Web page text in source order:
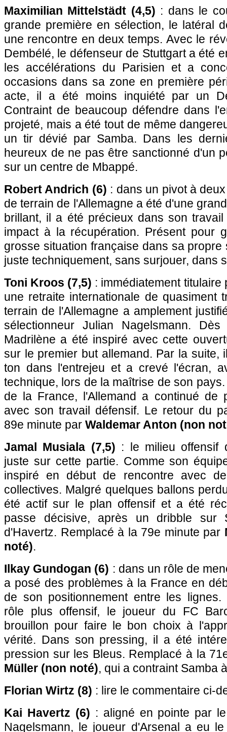
Maximilian Mittelstädt (4,5) : dans le
grande première en sélection, le latéral
une rencontre en deux temps. Avec le
Dembélé, le défenseur de Stuttgart a été
les accélérations du Parisien et a
occasions dans sa zone en première
acte, il a été moins inquiété par un
Contraint de beaucoup défendre dans
projeté, mais a été tout de même
un tir dévié par Samba. Dans les
heureux de ne pas être sanctionné d'un
sur un centre de Mbappé.
Robert Andrich (6) : dans un pivot à
de terrain de l'Allemagne a été d'une
brillant, il a été précieux dans son
impact à la récupération. Présent pour
grosse situation française dans sa
juste techniquement, sans surjouer, dans
Toni Kroos (7,5) : immédiatement
une retraite internationale de quasiment
terrain de l'Allemagne a amplement
sélectionneur Julian Nagelsmann.
Madrilène a été inspiré avec cette
sur le premier but allemand. Par la suite,
ton dans l'entrejeu et a crevé l'écran,
technique, lors de la maîtrise de son
de la France, l'Allemand a continué de
avec son travail défensif. Le retour du
89e minute par Waldemar Anton (non
Jamal Musiala (7,5) : le milieu offensif
juste sur cette partie. Comme son
inspiré en début de rencontre avec
collectives. Malgré quelques ballons
été actif sur le plan offensif et a été
passe décisive, après un dribble sur
d'Havertz. Remplacé à la 79e minute par
noté).
Ilkay Gundogan (6) : dans un rôle de
a posé des problèmes à la France en
de son positionnement entre les
rôle plus offensif, le joueur du FC
brouillon pour faire le bon choix à
vérité. Dans son pressing, il a été
pression sur les Bleus. Remplacé à la
Müller (non noté), qui a contraint Samba
Florian Wirtz (8) : lire le commentaire ci-
Kai Havertz (6) : aligné en pointe par
Nagelsmann, le joueur d'Arsenal a eu